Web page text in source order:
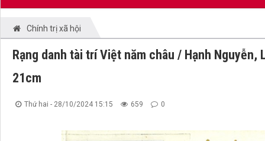
Chính trị xã hội
Rạng danh tài trí Việt năm châu / Hạnh
21cm
Thứ hai - 28/10/2024 15:15 659 0